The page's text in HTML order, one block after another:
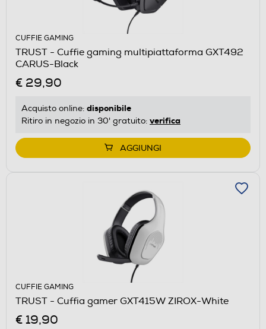
CUFFIE GAMING
TRUST - Cuffie gaming multipiattaforma GXT492
CARUS-Black
€ 29,90
Acquisto online: disponibile
Ritiro in negozio in 30' gratuito: verifica
AGGIUNGI
CUFFIE GAMING
TRUST - Cuffia gamer GXT415W ZIROX-White
€ 19,90